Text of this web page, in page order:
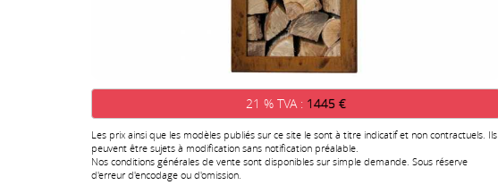
21 % TVA : 1445 €
Les prix ainsi que les modèles publiés sur ce site le sont à titre indicatif et non contractuels. Ils
peuvent être sujets à modification sans notification préalable.
Nos conditions générales de vente sont disponibles sur simple demande. Sous réserve
d'erreur d'encodage ou d'omission.